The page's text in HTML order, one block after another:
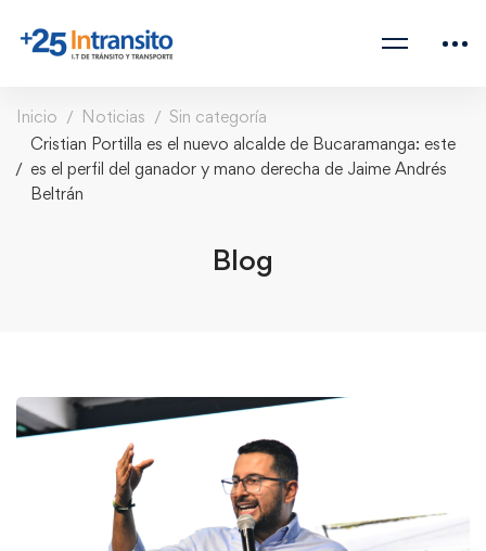
Inicio Noticias
Sin categoría
Cristian Portilla es el nuevo alcalde de Bucaramanga: este
es el perfil del ganador y mano derecha de Jaime Andrés
Beltrán
Blog